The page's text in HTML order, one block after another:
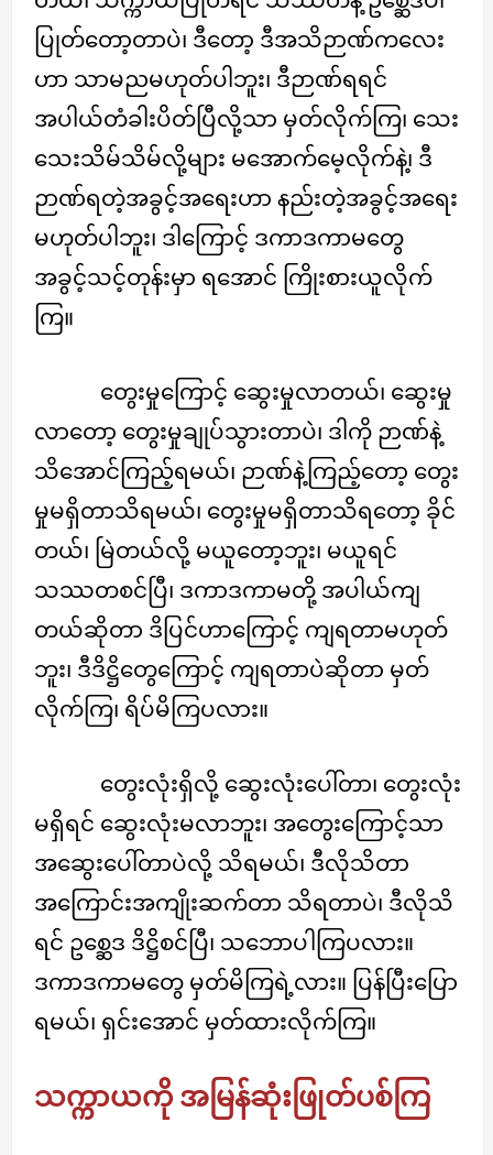
ပြုတ်တော့တာပဲ၊ ဒီတော့ ဒီအသိဉာဏ်ကလေး
ဟာ သာမညမဟုတ်ပါဘူး၊ ဒီဉာဏ်ရရင်
အပါယ်တံခါးပိတ်ပြီလို့သာ မှတ်လိုက်ကြ၊ သေး
သေးသိမ်သိမ်လို့များ မအောက်မေ့လိုက်နဲ့၊ ဒီ
ဉာဏ်ရတဲ့အခွင့်အရေးဟာ နည်းတဲ့အခွင့်အရေး
မဟုတ်ပါဘူး၊ ဒါကြောင့် ဒကာဒကာမတွေ
အခွင့်သင့်တုန်းမှာ ရအောင် ကြိုးစားယူလိုက်
ကြ။
တွေးမှုကြောင့် ဆွေးမှုလာတယ်၊ ဆွေးမှု
လာတော့ တွေးမှုချုပ်သွားတာပဲ၊ ဒါကို ဉာဏ်နဲ့
သိအောင်ကြည့်ရမယ်၊ ဉာဏ်နဲ့ကြည့်တော့ တွေး
မှုမရှိတာသိရမယ်၊ တွေးမှုမရှိတာသိရတော့ ခိုင်
တယ်၊ မြဲတယ်လို့ မယူတော့ဘူး၊ မယူရင်
သဿတစင်ပြီ၊ ဒကာဒကာမတို့ အပါယ်ကျ
တယ်ဆိုတာ ဒိပြင်ဟာကြောင့် ကျရတာမဟုတ်
ဘူး၊ ဒီဒိဋ္ဌိတွေကြောင့် ကျရတာပဲဆိုတာ မှတ်
လိုက်ကြ၊ ရိပ်မိကြပလား။
တွေးလုံးရှိလို့ ဆွေးလုံးပေါ်တာ၊ တွေးလုံး
မရှိရင် ဆွေးလုံးမလာဘူး၊ အတွေးကြောင့်သာ
အဆွေးပေါ်တာပဲလို့ သိရမယ်၊ ဒီလိုသိတာ
အကြောင်းအကျိုးဆက်တာ သိရတာပဲ၊ ဒီလိုသိ
ရင် ဥစ္ဆေဒ ဒိဋ္ဌိစင်ပြီ၊ သဘောပါကြပလား။
ဒကာဒကာမတွေ မှတ်မိကြရဲ့လား။ ပြန်ပြီးပြော
ရမယ်၊ ရှင်းအောင် မှတ်ထားလိုက်ကြ။
သက္ကာယကို အမြန်ဆုံးဖြုတ်ပစ်ကြ